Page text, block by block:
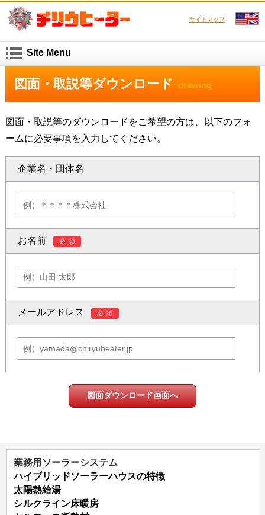
サイトマップ
Site Menu
図面・取説等ダウンロード drawing
図面・取説等のダウンロードをご希望の方は、以下のフォ
ームに必要事項を入力してください。
企業名・団体名
お名前 必須
メールアドレス 必須
図面ダウンロード画面へ
業務用ソーラーシステム
ハイブリッドソーラーハウスの特徴
太陽熱給湯
シルクライン床暖房